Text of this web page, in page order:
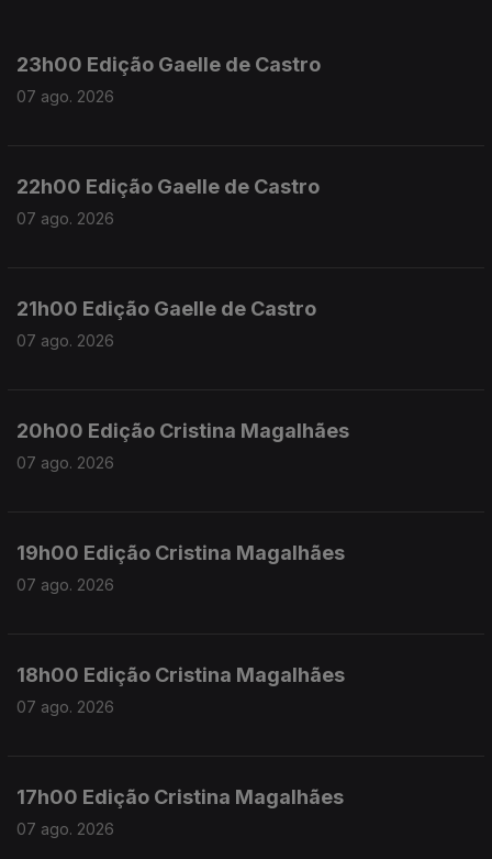
23h00 Edição Gaelle de Castro
07 ago. 2026
22h00 Edição Gaelle de Castro
07 ago. 2026
21h00 Edição Gaelle de Castro
07 ago. 2026
20h00 Edição Cristina Magalhães
07 ago. 2026
19h00 Edição Cristina Magalhães
07 ago. 2026
18h00 Edição Cristina Magalhães
07 ago. 2026
17h00 Edição Cristina Magalhães
07 ago. 2026